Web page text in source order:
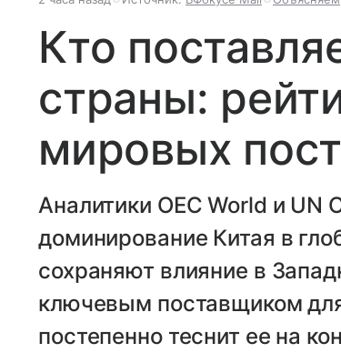
Кто
страны:
мировых
Аналитики OEC World и UN
доминирование Китая в
сохраняют влияние в
ключевым поставщиком
постепенно теснит ее на